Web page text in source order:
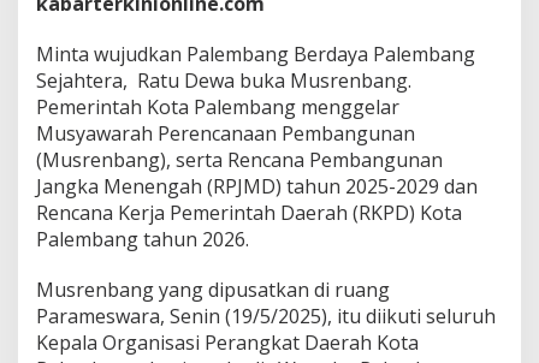
e
b
a
n
g
B
e
r
d
a
y
P
a
l
e
Minta wujudkan Palembang Berdaya Palembang
Sejahtera, Ratu Dewa buka Musrenbang.
Pemerintah Kota Palembang menggelar
Musyawarah Perencanaan Pembangunan
(Musrenbang), serta Rencana Pembangunan
Jangka Menengah (RPJMD) tahun 2025-2029 dan
Rencana Kerja Pemerintah Daerah (RKPD) Kota
Palembang tahun 2026.
Musrenbang yang dipusatkan di ruang
Parameswara, Senin (19/5/2025), itu diikuti seluruh
Kepala Organisasi Perangkat Daerah Kota